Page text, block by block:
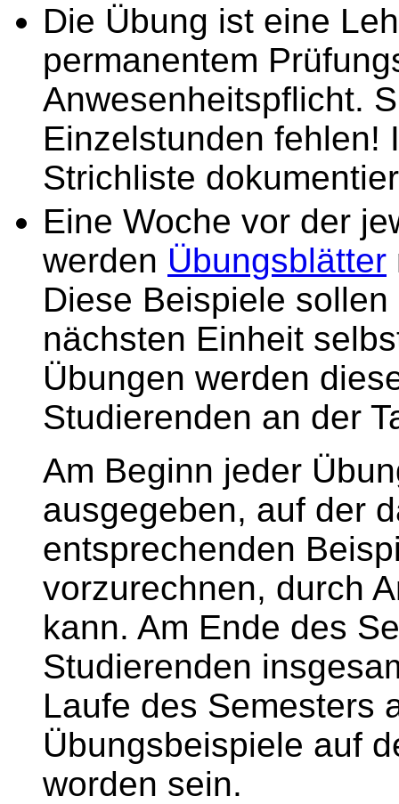
Die Übung ist eine
permanentem
Anwesenheitspflicht.
Einzelstunden fehlen!
Strichliste
Eine Woche vor der
werden Übungsblätter
Diese Beispiele
nächsten Einheit
Übungen werden
Studierenden an der
Am Beginn jeder
ausgegeben, auf der
entsprechenden
vorzurechnen, durch
kann. Am Ende des
Studierenden
Laufe des Semesters
Übungsbeispiele auf
worden sein.